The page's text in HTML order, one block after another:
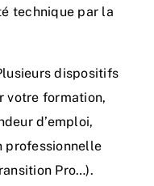
technique par la
dispositifs
votre formation,
d’emploi,
professionnelle
Pro…).